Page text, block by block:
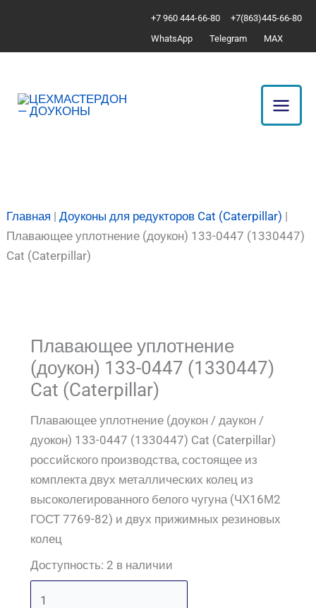
содержимому
+7 960 444-66-80
+7(863)445-66-80
WhatsApp
Telegram MAX
Главная |Доуконы для редукторов Cat (Caterpillar) |
Плавающее уплотнение (доукон) 133-0447 (1330447)
Cat (Caterpillar)
Плавающее уплотнение
(доукон) 133-0447 (1330447)
Cat (Caterpillar)
Плавающее уплотнение (доукон / даукон /
дуокон) 133-0447 (1330447) Cat (Caterpillar)
российского производства, состоящее из
комплекта двух металлических колец из
высоколегированного белого чугуна (ЧХ16М2
ГОСТ 7769-82) и двух прижимных резиновых
колец
Доступность: 2 в наличии
Плавающее
133-